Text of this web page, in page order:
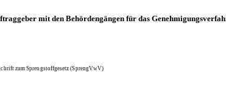
mit den Behördengängen für das
zum Sprengstoffgesetz (SprengVwV)